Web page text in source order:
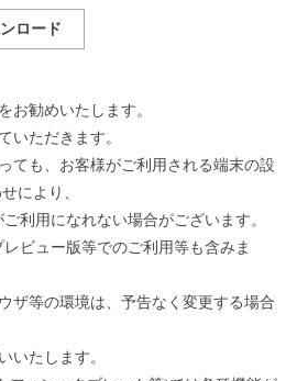
ロード
お勧めいたします。
いただきます。
ても、お客様がご利用される端末の設
により、
利用になれない場合がございます。
ビュー版等でのご利用等も含みま
ザ等の環境は、予告なく変更する場合
いたします。